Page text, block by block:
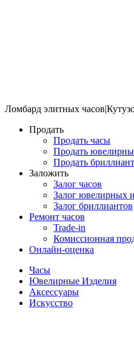
Ломбард элитных часов|
Продать
Продать часы
Продать
Продать
Заложить
Залог часов
Залог ювелирных
Залог бриллиантов
Ремонт часов
Trade-in
Комиссионная
Онлайн-оценка
Часы
Ювелирные Изделия
Аксессуары
Искусство